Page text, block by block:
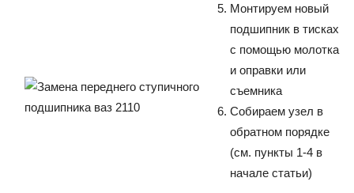
Монтируем новый
подшипник в тисках
с помощью молотка
и оправки или
съемника
Собираем узел в
обратном порядке
(см. пункты 1-4 в
начале статьи)